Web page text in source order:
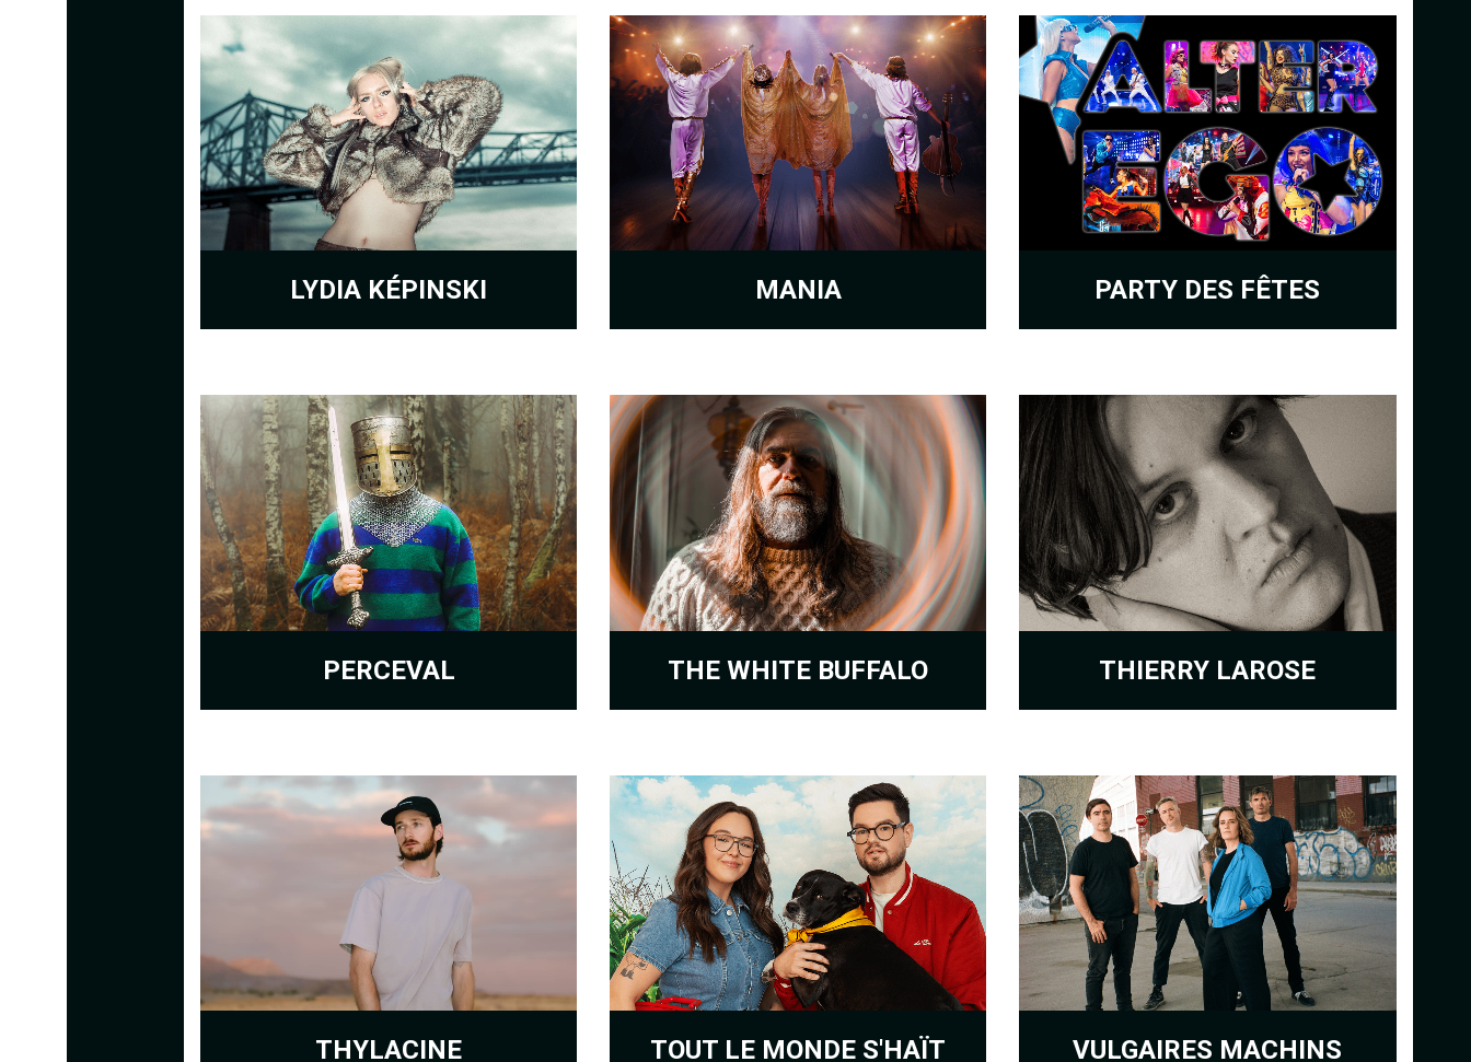
LYDIA KÉPINSKI MANIA PARTY DES FÊTES
PERCEVAL THE WHITE BUFFALO THIERRY LAROSE
THYLACINE TOUT LE MONDE S'HAÏT VULGAIRES MACHINS